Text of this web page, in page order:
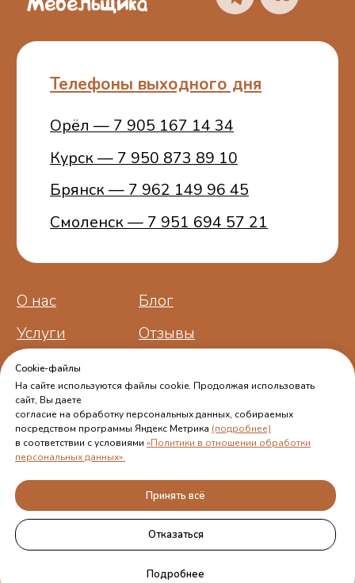
Пользовательское
Политика
конфиденциальности
ОГРНИП 314774603100772
ИП Белошицкий С. А.
Cookie-файлы
На сайте используются файлы cookie. Продолжая использовать
сайт, Вы даете
согласие на обработку персональных данных, собираемых
посредством программы Яндекс Метрика (подробнее)
в соответствии с условиями «Политики в отношении обработки
персональных данных».
Принять всё
Отказаться
Подробнее